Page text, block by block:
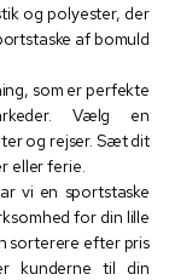
og polyester, der
af bomuld
som er perfekte
Vælg en
og rejser. Sæt dit
eller ferie.
vi en sportstaske
for din lille
sorterere efter pris
kunderne til din